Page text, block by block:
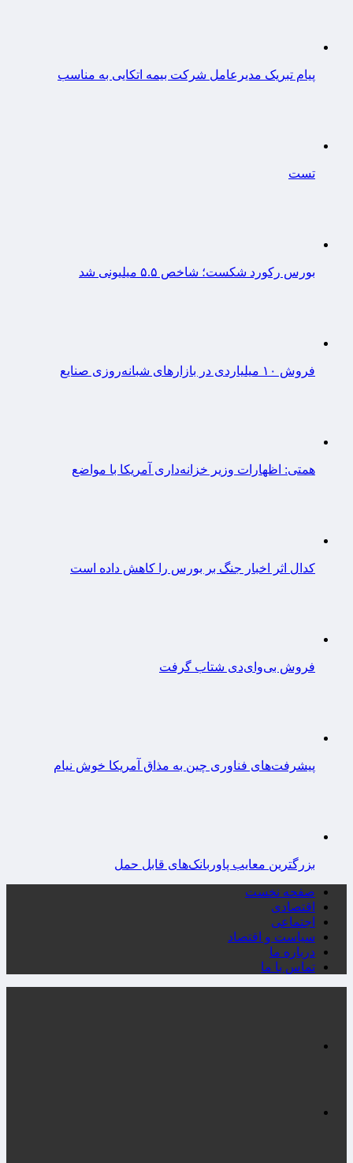
پیام تبریک مدیرعامل شرکت بیمه اتکایی به مناسب
تست
بورس رکورد شکست؛ شاخص ۵.۵ میلیونی شد
فروش ۱۰ میلیاردی در بازارهای شبانه‌روزی صنایع
همتی: اظهارات وزیر خزانه‌داری آمریکا با مواضع
کدال اثر اخبار جنگ بر بورس را کاهش داده است
فروش بی‌وای‌دی شتاب گرفت
پیشرفت‌های فناوری چین به مذاق آمریکا خوش نیام
بزرگترین معایب پاوربانک‌های قابل حمل
صفحه نخست
اقتصادی
اجتماعی
سیاست و اقتصاد
درباره ما
تماس با ما